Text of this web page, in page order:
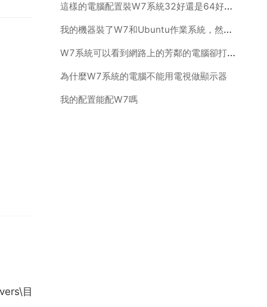
目
這樣的電腦配置裝W7系統32好還是64好，遊戲為主怎樣把效能發揮最大化缺點和優點在哪
我的機器裝了W7和Ubuntu作業系統，然後Ubuntu出了故障，我想重灌，怎麼搞
W7系統可以看到網路上的芳鄰的電腦卻打不開，無權訪問
為什麼W7系統的電腦不能用電視做顯示器
我的配置能配W7嗎